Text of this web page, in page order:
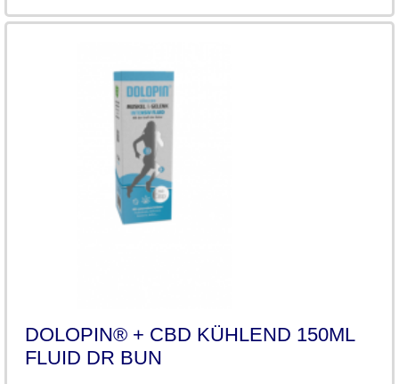
DOLOPIN® + CBD KÜHLEND 150ML
FLUID DR BUN